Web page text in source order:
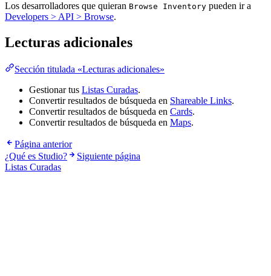
Los desarrolladores que quieran Browse Inventory pueden ir a
Developers > API > Browse.
Lecturas adicionales
Sección titulada «Lecturas adicionales»
Gestionar tus Listas Curadas.
Convertir resultados de búsqueda en Shareable Links.
Convertir resultados de búsqueda en Cards.
Convertir resultados de búsqueda en Maps.
Página anterior
¿Qué es Studio?
Siguiente página
Listas Curadas